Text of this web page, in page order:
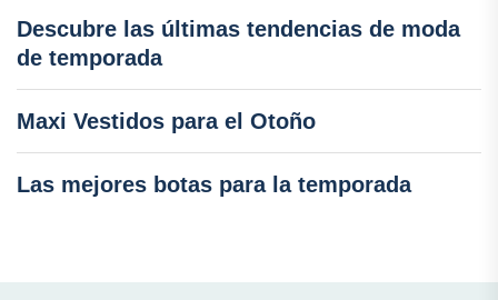
Descubre las últimas tendencias de moda
de temporada
Maxi Vestidos para el Otoño
Las mejores botas para la temporada